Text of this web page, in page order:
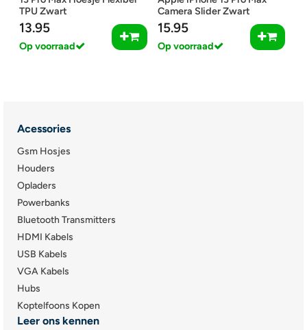
TPU Zwart
13.95
Op voorraad
Camera Slider Zwart
15.95
Op voorraad
Acessories
Gsm Hosjes
Houders
Opladers
Powerbanks
Bluetooth Transmitters
HDMI Kabels
USB Kabels
VGA Kabels
Hubs
Koptelfoons Kopen
Leer ons kennen